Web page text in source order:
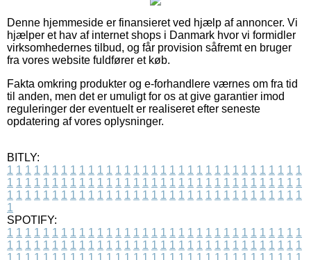
Denne hjemmeside er finansieret ved hjælp af annoncer. Vi
hjælper et hav af internet shops i Danmark hvor vi formidler
virksomhedernes tilbud, og får provision såfremt en bruger
fra vores website fuldfører et køb.
Fakta omkring produkter og e-forhandlere værnes om fra tid
til anden, men det er umuligt for os at give garantier imod
reguleringer der eventuelt er realiseret efter seneste
opdatering af vores oplysninger.
BITLY:
1 1 1 1 1 1 1 1 1 1 1 1 1 1 1 1 1 1 1 1 1 1 1 1 1 1 1 1 1 1 1 1 1
1 1 1 1 1 1 1 1 1 1 1 1 1 1 1 1 1 1 1 1 1 1 1 1 1 1 1 1 1 1 1 1 1
1 1 1 1 1 1 1 1 1 1 1 1 1 1 1 1 1 1 1 1 1 1 1 1 1 1 1 1 1 1 1 1 1
1
SPOTIFY:
1 1 1 1 1 1 1 1 1 1 1 1 1 1 1 1 1 1 1 1 1 1 1 1 1 1 1 1 1 1 1 1 1
1 1 1 1 1 1 1 1 1 1 1 1 1 1 1 1 1 1 1 1 1 1 1 1 1 1 1 1 1 1 1 1 1
1 1 1 1 1 1 1 1 1 1 1 1 1 1 1 1 1 1 1 1 1 1 1 1 1 1 1 1 1 1 1 1 1